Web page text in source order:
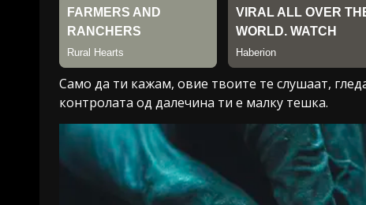
Само да ти кажам, овие твоите те слушаат,
контролата од далечина ти е малку тешка.